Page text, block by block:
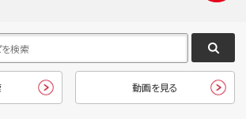
動画を見る